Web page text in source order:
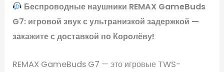
Беспроводные наушники REMAX GameBuds
G7: игровой звук с ультранизкой задержкой —
закажите с доставкой по Королёву!
REMAX GameBuds G7 — это игровые TWS-